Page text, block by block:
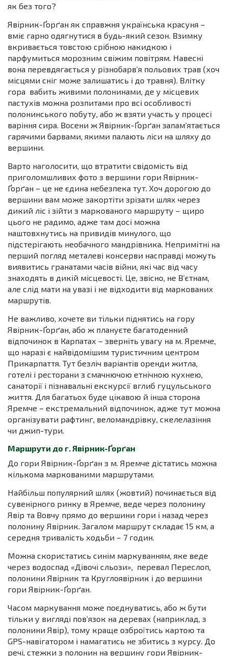
як без того?
Явірник-Ґорґан як справжня українська красуня –
вміє гарно одягнутися в будь-який сезон. Взимку
вкривається товстою срібною накидкою і
парфумиться морозним свіжим повітрям. Навесні
вона перевдягається у різнобарв’я польових трав (хоч
місцями сніг може залишатись і до травня). Влітку
гора вабить живими полонинами, де у місцевих
пастухів можна розпитами про всі особливості
полонинського побуту, або ж взяти участь у процесі
варіння сира. Восени ж Явірник-Ґорґан запам’ятається
гарячими барвами, якими палають ліси на шляху до
вершини.
Варто наголосити, що втратити свідомість від
приголомшливих фото з вершини гори Явірник-
Ґорґан – це не єдина небезпека тут. Хоч дорогою до
вершини вам може закортіти зрізати шлях через
дикий ліс і зійти з маркованого маршруту – щиро
цього не радимо, адже там досі можна
наштовхнутись на привидів минулого, що
підстерігають необачного мандрівника. Непримітні на
перший погляд металеві консерви насправді можуть
виявитись гранатами часів війни, які час від часу
знаходять в дикій місцевості. Це, звісно, не В’єтнам,
але слід мати на увазі і не відходити від маркованих
маршрутів.
Не важливо, хочете ви тільки піднятись на гору
Явірник-Ґорґан, або ж плануєте багатоденний
відпочинок в Карпатах – зверніть увагу на м. Яремче,
що наразі є найвідомішим туристичним центром
Прикарпаття. Тут безліч варіантів оренди житла,
готелі і ресторани з смачнючою етнічною кухнею,
санаторії і пізнавальні екскурсії вглиб гуцульського
життя. Для багатьох буде цікавою й інша сторона
Яремче – екстремальний відпочинок, адже тут можна
організувати рафтинг, веломандрівку, скелелазіння
чи джип-тури.
Маршрути до г. Явірник-Ґорґан
До гори Явірник-Ґорґан з м. Яремче дістатись можна
кількома маркованими маршрутами.
Найбільш популярний шлях (жовтий) починається від
сувенірного ринку в Яремче, веде через полонину
Явір та Вовчу прямо до вершини гори і назад через
полонину Явірник. Загалом маршрут складає 15 км, а
середня тривалість ходьби – 7 годин.
Можна скористатись синім маркуванням, яке веде
через водоспад «Дівочі сльози», перевал Переслоп,
полонини Явірник та Круглоявірник і до вершини
гори Явірник-Ґорґан.
Часом маркування може поєднуватись, або ж бути
тільки у вигляді пов’язок на деревах (наприклад, з
полонини Явір), тому краще озброїтись картою та
GPS-навігатором і намагатись не збитись з курсу. До
речі, стежки з полонин на вершину гори Явірник-